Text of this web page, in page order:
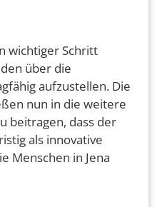
wichtiger Schritt
über die
aufzustellen. Die
nun in die weitere
beitragen, dass der
als innovative
Menschen in Jena